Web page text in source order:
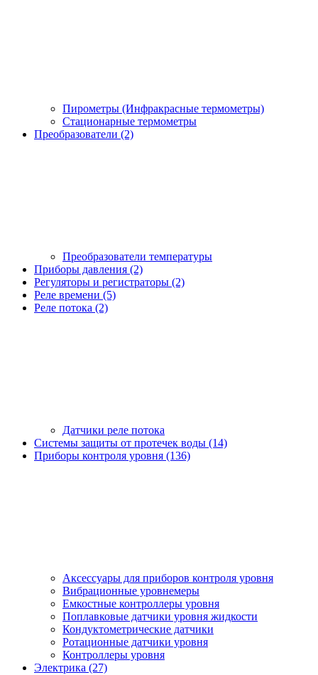
Пирометры (Инфракрасные термометры)
Стационарные термометры
Преобразователи (2)
Преобразователи температуры
Приборы давления (2)
Регуляторы и регистраторы (2)
Реле времени (5)
Реле потока (2)
Датчики реле потока
Системы защиты от протечек воды (14)
Приборы контроля уровня (136)
Аксессуары для приборов контроля уровня
Вибрационные уровнемеры
Емкостные контроллеры уровня
Поплавковые датчики уровня жидкости
Кондуктометрические датчики
Ротационные датчики уровня
Контроллеры уровня
Электрика (27)